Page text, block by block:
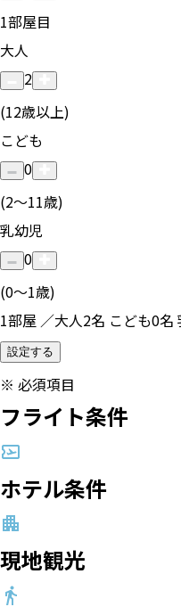
1部屋目
大人
2
(12歳以上)
こども
0
(2〜11歳)
乳幼児
0
(0〜1歳)
1部屋 ／大人2名 こども0
設定する
※ 必須項目
フライト条件
ホテル条件
現地観光